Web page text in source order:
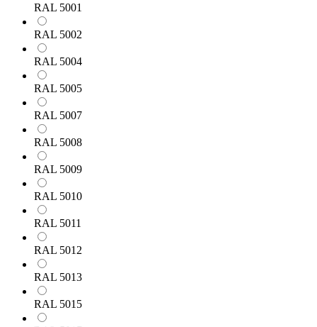
RAL 5001
RAL 5002
RAL 5004
RAL 5005
RAL 5007
RAL 5008
RAL 5009
RAL 5010
RAL 5011
RAL 5012
RAL 5013
RAL 5015